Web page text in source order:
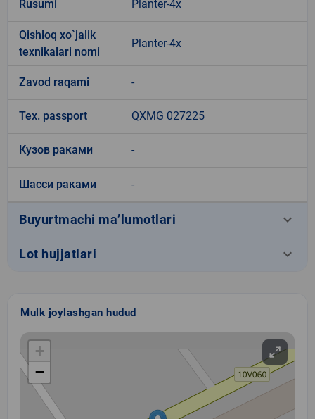
Rusumi Planter-4x
Qishloq xo`jalik
texnikalari nomi
Planter-4x
Zavod raqami -
Tex. passport QXMG 027225
Кузов раками -
Шасси раками -
Buyurtmachi ma’lumotlari keyboard_arrow_down
Lot hujjatlari keyboard_arrow_down
Mulk joylashgan hudud
+
−